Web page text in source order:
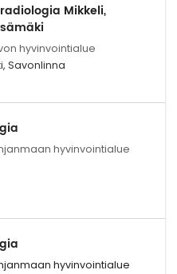
Mikkeli,
hyvinvointialue
Savonlinna
hyvinvointialue
hyvinvointialue